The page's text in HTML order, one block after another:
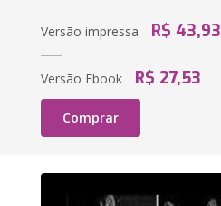
Versão impressa R$ 43,93
Versão Ebook R$ 27,53
Comprar